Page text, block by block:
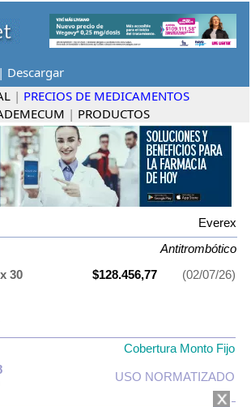
| Descargar
| PRECIOS DE MEDICAMENTOS
| PRODUCTOS
Everex
Antitrombótico
30
$128.456,77
(02/07/26)
Cobertura Monto Fijo
USO NORMATIZADO